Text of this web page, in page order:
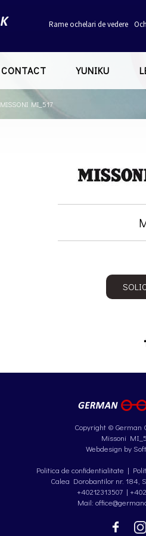
Rame ochelari de vedere
CONTACT YUNIKU
MISSONI MI_517
Copyright © German
Missoni
Webdesign by
Politica de confidentialitate |
Calea Dorobantilor nr. 184,
+40212313507 |
Mail: